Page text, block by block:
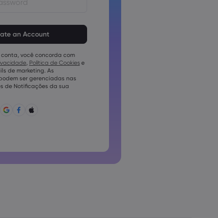
ter de 8 a 15 caracteres
conter pelo menos 1
conter pelo menos 1 letra
conter pelo menos 1 letra
~!@#£%^e)_-+=:;&lt;&gt;{,
ser utilizada conjuntamente
você concorda com
, Política de Cookiese
de marketing. As
ser gerenciadas nas
de Notificações da sua